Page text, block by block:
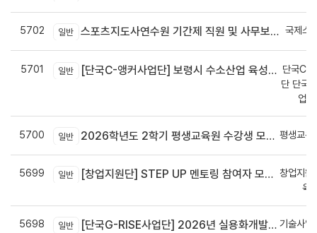
5702 일반 스포츠지도사연수원 기간제 직원 및 사무보조원 채용 공고 국제스
5701 일반 [단국C-앵커사업단] 보령시 수소산업 육성을 위한 기업 지원사업 모집공고
단국C-
단 단국
업
5700 일반 2026학년도 2학기 평생교육원 수강생 모집안내 평생교육
5699 일반 [창업지원단] STEP UP 멘토링 참여자 모집(~7월 29일)
창업지원
육
5698 일반 [단국G-RISE사업단] 2026년 실용화개발 지원(Grant) 과제 공고_~8/14(금)까지
기술사업